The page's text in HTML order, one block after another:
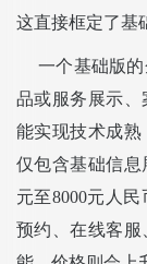
这直接框定了基
一个基础版
品或服务展示
能实现技术成
仅包含基础信息
元至8000元人
预约、在线客